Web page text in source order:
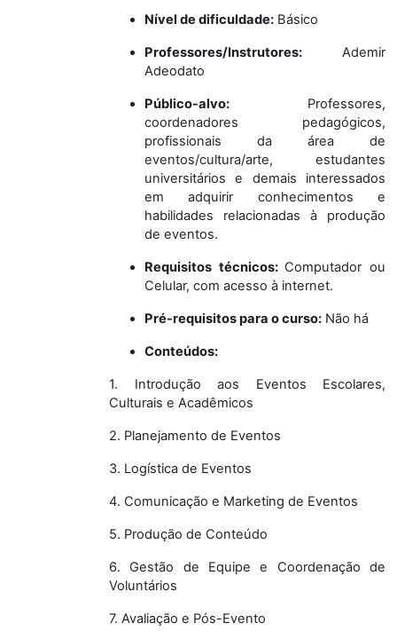
Nível de dificuldade: Básico
Professores/Instrutores: Ademir
Adeodato
Público-alvo: Professores,
coordenadores pedagógicos,
profissionais da área de
eventos/cultura/arte, estudantes
universitários e demais interessados
em adquirir conhecimentos e
habilidades relacionadas à produção
de eventos.
Requisitos técnicos: Computador ou
Celular, com acesso à internet.
Pré-requisitos para o curso: Não há
Conteúdos:
1. Introdução aos Eventos Escolares,
Culturais e Acadêmicos
2. Planejamento de Eventos
3. Logística de Eventos
4. Comunicação e Marketing de Eventos
5. Produção de Conteúdo
6. Gestão de Equipe e Coordenação de
Voluntários
7. Avaliação e Pós-Evento